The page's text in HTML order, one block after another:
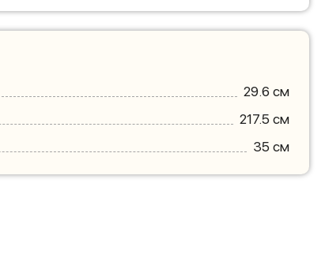
29.6 см
217.5 см
35 см